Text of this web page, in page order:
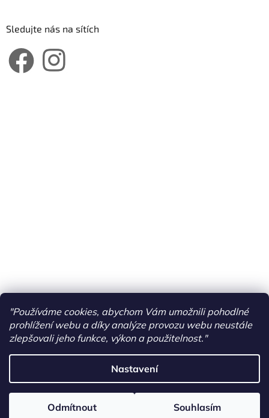
"Používáme cookies, abychom Vám umožnili pohodlné
prohlížení webu a díky analýze provozu webu neustále
zlepšovali jeho funkce, výkon a použitelnost."
Nastavení
Odmítnout Souhlasím
Sledujte nás na sítích
Vytvořil Shoptet
Copyright 2026PONY RIDERS . Všechna práva vyhrazena.